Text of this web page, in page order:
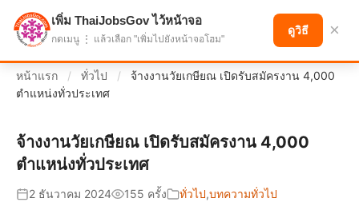
แบ่งปันโอกาส เพื่ออนาคตที่ก้าวหน้า
หน้าแรก / ทั่วไป /
จ้างงานวัยเกษียณ เปิดรับสมัครงาน 4,000
ตำแหน่งทั่วประเทศ
จ้างงานวัยเกษียณ เปิดรับสมัครงาน 4,000
ตำแหน่งทั่วประเทศ
2 ธันวาคม 2024 155 ครั้ง ทั่วไป,บทความทั่วไป
เพิ่ม ThaiJobsGov ไว้หน้าจอ
กดเมนู ⋮ แล้วเลือก "เพิ่มไปยังหน้าจอโฮม"
ดูวิธี ×